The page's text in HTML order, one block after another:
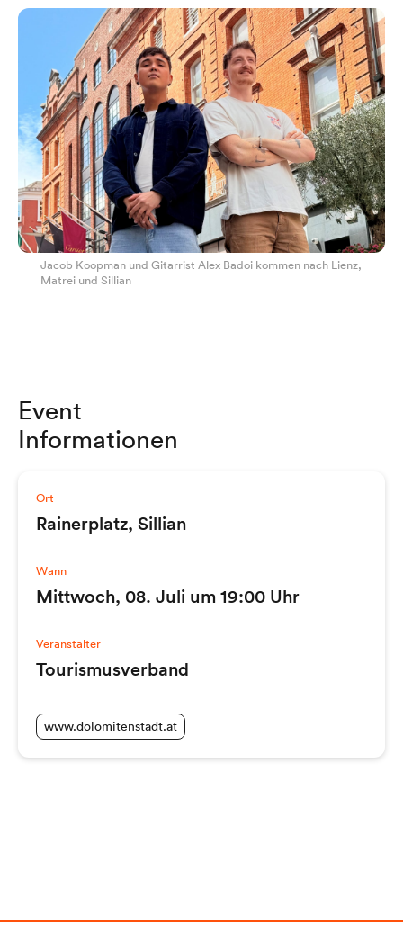
Jacob Koopman und Gitarrist Alex Badoi kommen nach Lienz,
Matrei und Sillian
Event
Informationen
Ort
Rainerplatz, Sillian
Wann
Mittwoch, 08. Juli um 19:00 Uhr
Veranstalter
Tourismusverband
www.dolomitenstadt.at